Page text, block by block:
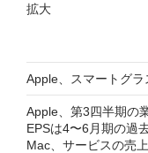
拡大
Apple、スマートグ
Apple、第3四半期の
EPSは4〜6月期の過
Mac、サービスの売